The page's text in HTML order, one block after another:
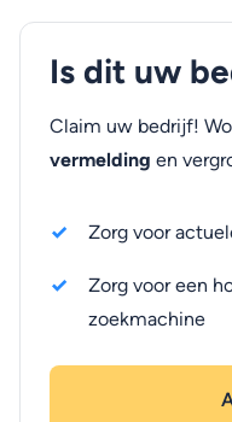
Is dit uw
Claim uw bedrijf!
vermelding en
Zorg voor
Zorg voor een
zoekmachine